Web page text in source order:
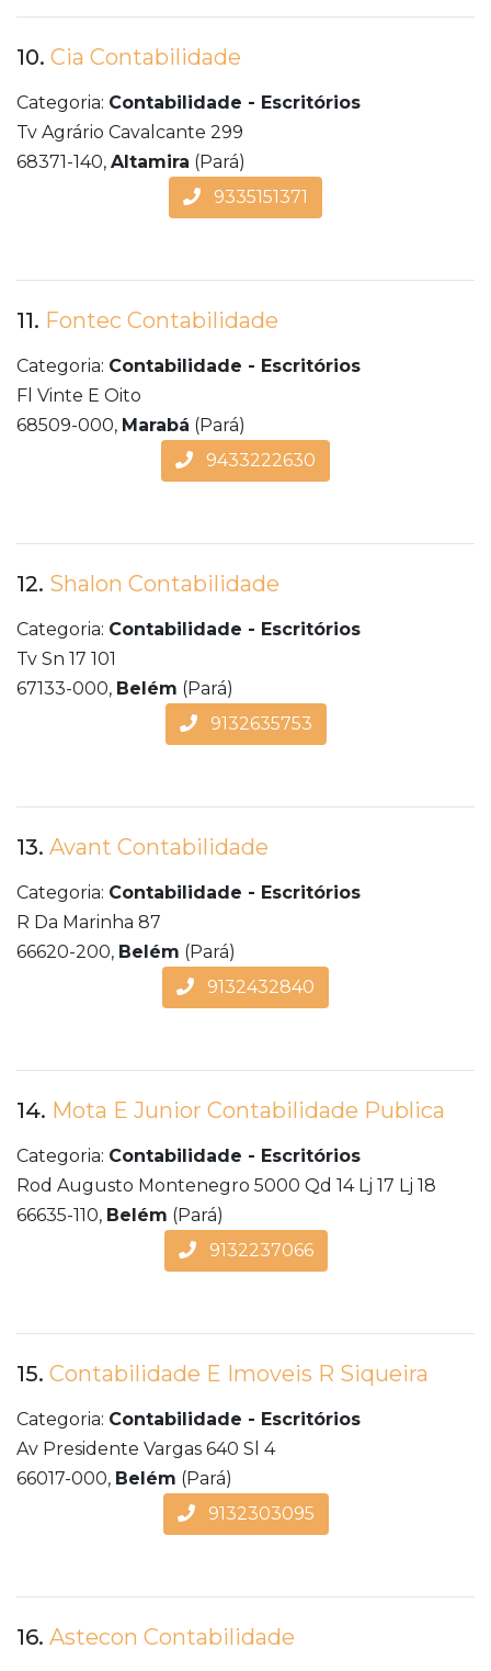
10. Cia Contabilidade
Categoria: Contabilidade - Escritórios
Tv Agrário Cavalcante 299
68371-140, Altamira (Pará)
9335151371
11. Fontec Contabilidade
Categoria: Contabilidade - Escritórios
Fl Vinte E Oito
68509-000, Marabá (Pará)
9433222630
12. Shalon Contabilidade
Categoria: Contabilidade - Escritórios
Tv Sn 17 101
67133-000, Belém (Pará)
9132635753
13. Avant Contabilidade
Categoria: Contabilidade - Escritórios
R Da Marinha 87
66620-200, Belém (Pará)
9132432840
14. Mota E Junior Contabilidade Publica
Categoria: Contabilidade - Escritórios
Rod Augusto Montenegro 5000 Qd 14 Lj 17 Lj 18
66635-110, Belém (Pará)
9132237066
15. Contabilidade E Imoveis R Siqueira
Categoria: Contabilidade - Escritórios
Av Presidente Vargas 640 Sl 4
66017-000, Belém (Pará)
9132303095
16. Astecon Contabilidade